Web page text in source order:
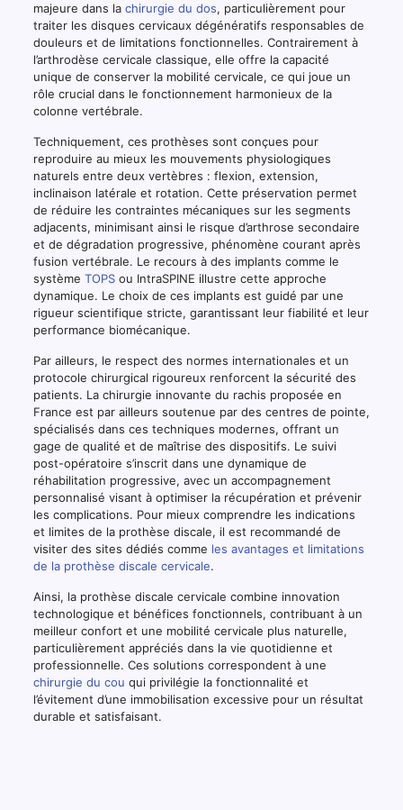
majeure dans la chirurgie du dos, particulièrement pour
traiter les disques cervicaux dégénératifs responsables de
douleurs et de limitations fonctionnelles. Contrairement à
l’arthrodèse cervicale classique, elle offre la capacité
unique de conserver la mobilité cervicale, ce qui joue un
rôle crucial dans le fonctionnement harmonieux de la
colonne vertébrale.
Techniquement, ces prothèses sont conçues pour
reproduire au mieux les mouvements physiologiques
naturels entre deux vertèbres : flexion, extension,
inclinaison latérale et rotation. Cette préservation permet
de réduire les contraintes mécaniques sur les segments
adjacents, minimisant ainsi le risque d’arthrose secondaire
et de dégradation progressive, phénomène courant après
fusion vertébrale. Le recours à des implants comme le
système TOPSou IntraSPINE illustre cette approche
dynamique. Le choix de ces implants est guidé par une
rigueur scientifique stricte, garantissant leur fiabilité et leur
performance biomécanique.
Par ailleurs, le respect des normes internationales et un
protocole chirurgical rigoureux renforcent la sécurité des
patients. La chirurgie innovante du rachis proposée en
France est par ailleurs soutenue par des centres de pointe,
spécialisés dans ces techniques modernes, offrant un
gage de qualité et de maîtrise des dispositifs. Le suivi
post-opératoire s’inscrit dans une dynamique de
réhabilitation progressive, avec un accompagnement
personnalisé visant à optimiser la récupération et prévenir
les complications. Pour mieux comprendre les indications
et limites de la prothèse discale, il est recommandé de
visiter des sites dédiés comme les avantages et limitations
de la prothèse discale cervicale.
Ainsi, la prothèse discale cervicale combine innovation
technologique et bénéfices fonctionnels, contribuant à un
meilleur confort et une mobilité cervicale plus naturelle,
particulièrement appréciés dans la vie quotidienne et
professionnelle. Ces solutions correspondent à une
chirurgie du cou qui privilégie la fonctionnalité et
l’évitement d’une immobilisation excessive pour un résultat
durable et satisfaisant.